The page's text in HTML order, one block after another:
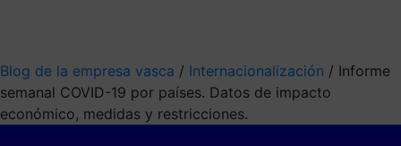
Blog de la empresa vasca / Internacionalización / Informe
semanal COVID-19 por países. Datos de impacto
económico, medidas y restricciones.